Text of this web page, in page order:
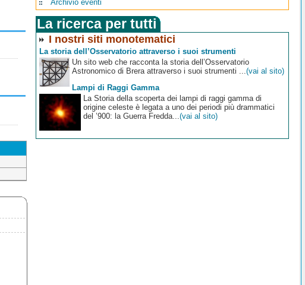
Archivio eventi
La ricerca per tutti
I nostri siti monotematici
La storia dell’Osservatorio attraverso i suoi strumenti
Un sito web che racconta la storia dell’Osservatorio
Astronomico di Brera attraverso i suoi strumenti ...(vai al sito)
Lampi di Raggi Gamma
La Storia della scoperta dei lampi di raggi gamma di
origine celeste è legata a uno dei periodi più drammatici
del ’900: la Guerra Fredda... (vai al sito)